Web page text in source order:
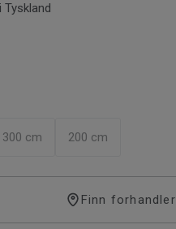
300 cm 200 cm
Finn forhandler